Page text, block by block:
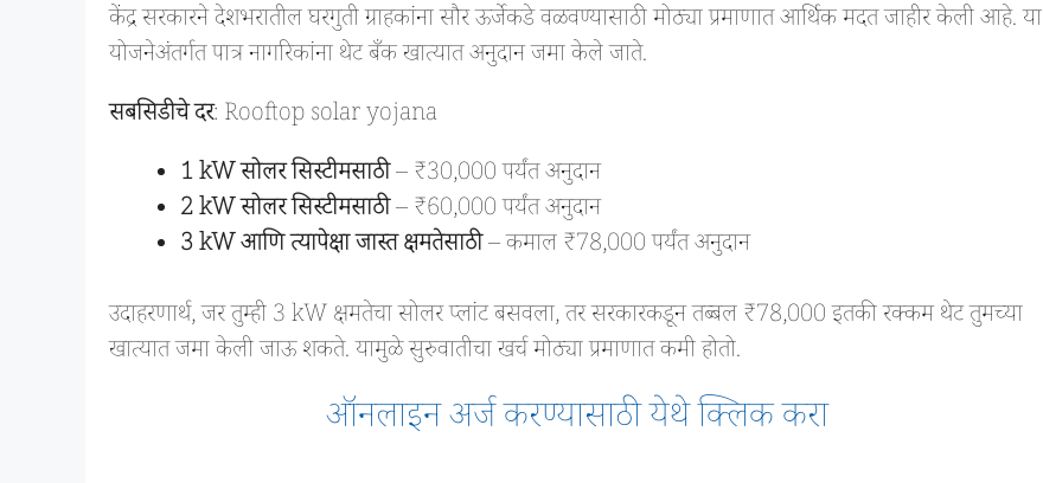
केंद्र सरकारने देशभरातील घरगुती ग्राहकांना सौर ऊर्जेकडे वळवण्यासाठी मोठ्या प्रमाणात आर्थिक मदत जाहीर केली आहे. या
योजनेअंतर्गत पात्र नागरिकांना थेट बँक खात्यात अनुदान जमा केले जाते.
सबसिडीचे दर: Rooftop solar yojana
1 kW सोलर सिस्टीमसाठी– ₹30,000 पर्यंत अनुदान
2 kW सोलर सिस्टीमसाठी– ₹60,000 पर्यंत अनुदान
3 kW आणि त्यापेक्षा जास्त क्षमतेसाठी– कमाल ₹78,000 पर्यंत अनुदान
उदाहरणार्थ, जर तुम्ही 3 kW क्षमतेचा सोलर प्लांट बसवला, तर सरकारकडून तब्बल ₹78,000 इतकी रक्कम थेट तुमच्या
खात्यात जमा केली जाऊ शकते. यामुळे सुरुवातीचा खर्च मोठ्या प्रमाणात कमी होतो.
ऑनलाइन अर्ज करण्यासाठीयेथे क्लिक करा